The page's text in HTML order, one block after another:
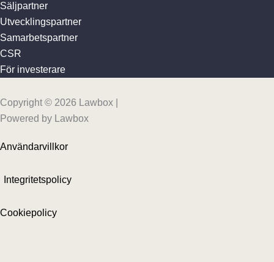
Säljpartner
Utvecklingspartner
Samarbetspartner
CSR
För investerare
Copyright © 2026 Lawbox |
Powered by Lawbox
Användarvillkor
Integritetspolicy
Cookiepolicy